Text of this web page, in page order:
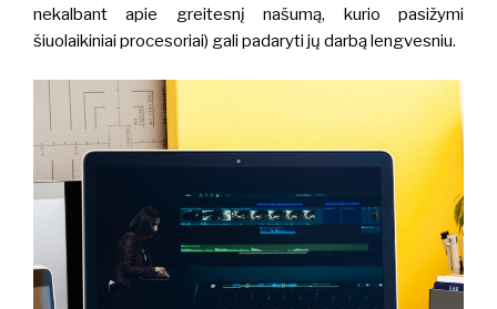
nekalbant apie greitesnį našumą, kurio pasižymi
šiuolaikiniai procesoriai) gali padaryti jų darbą lengvesniu.